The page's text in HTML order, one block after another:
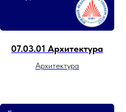
07.03.01 Архитектура
Архитектура